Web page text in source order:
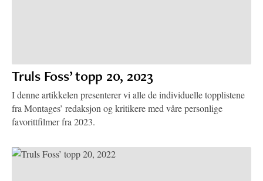
Truls Foss’ topp 20, 2023
I denne artikkelen presenterer vi alle de individuelle topplistene
fra Montages’ redaksjon og kritikere med våre personlige
favorittfilmer fra 2023.